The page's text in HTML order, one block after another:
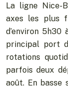
La ligne Nice-
axes les plus
d’environ
principal port
rotations
parfois deux
août. En basse